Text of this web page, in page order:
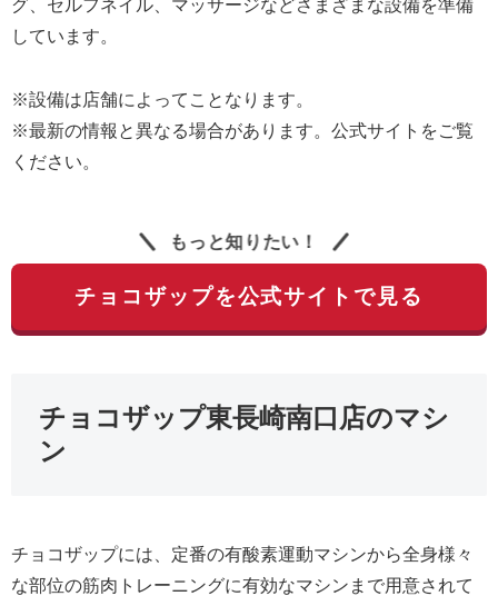
グ、セルフネイル、マッサージなどさまざまな設備を準備
しています。
※設備は店舗によってことなります。
※最新の情報と異なる場合があります。公式サイトをご覧
ください。
もっと知りたい！
チョコザップを公式サイトで見る
チョコザップ東長崎南口店のマシ
ン
チョコザップには、定番の有酸素運動マシンから全身様々
な部位の筋肉トレーニングに有効なマシンまで用意されて